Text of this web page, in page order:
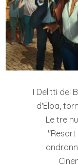
I Delitti del
d'Elba,
Le tre
"Resort